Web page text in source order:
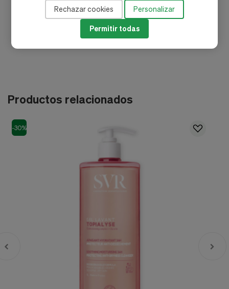
Rechazar cookies Personalizar
Permitir todas
CAPRYLYL GLYCOL, CITRIC ACID, SODIUM HYDROXIDE,
PARFUM (FRAGRANCE)
Productos relacionados
-30%